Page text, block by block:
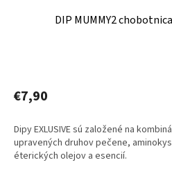
DIP MUMMY2
€7,90
Dipy EXLUSIVE sú založené na
upravených druhov pečene,
éterických olejov a esencií.